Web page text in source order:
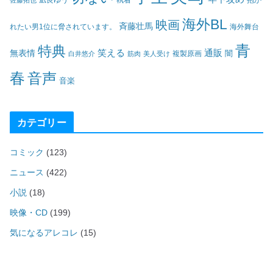
れたい男1位に脅されています。 斉藤壮馬 映画海外BL 海外舞台
無表情 特典 白井悠介 笑える 筋肉 美人受け 複製原画 通販 闇 青
春音声 音楽
カテゴリー
コミック (123)
ニュース (422)
小説 (18)
映像・CD (199)
気になるアレコレ (15)